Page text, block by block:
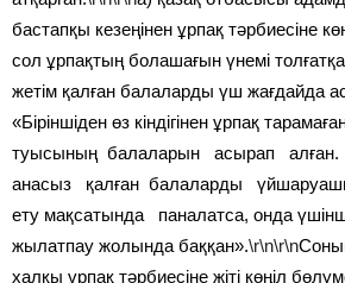
бастапқы кезеңінен ұрпақ тәрбиесіне
сол ұрпақтың болашағын үнемі
жетім қалған балаларды үш жағдайда
«Біріншіден өз кіндігінен ұрпақ
туысының балаларын асырап
анасыз қалған балаларды
ету мақсатында паналатса, онда
жылатпау жолында баққан».\r\n\r\n
халқы ұрпақ тәрбиесіне жіті көңіл